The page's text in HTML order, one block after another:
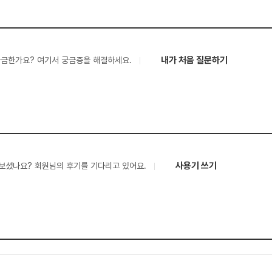
한가요? 여기서 궁금증을 해결하세요. 내가 처음 질문하기
셨나요? 회원님의 후기를 기다리고 있어요. 사용기 쓰기